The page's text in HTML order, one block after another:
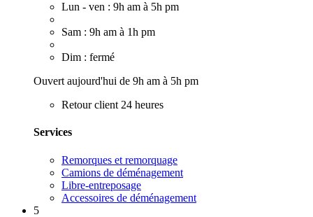
Lun - ven : 9h am à 5h pm
Sam : 9h am à 1h pm
Dim : fermé
Ouvert aujourd'hui de 9h am à 5h pm
Retour client 24 heures
Services
Remorques et remorquage
Camions de déménagement
Libre-entreposage
Accessoires de déménagement
5